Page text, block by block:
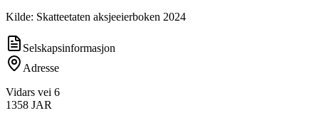
Kilde: Skatteetaten aksjeeierboken 2024
Selskapsinformasjon
Adresse
Vidars vei 6
1358 JAR